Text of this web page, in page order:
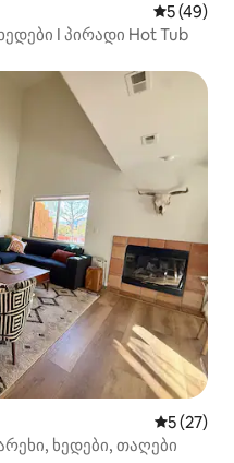
საშუალო
5 (49)
I პირადი Hot Tub
საშუალო
5 (27)
ხედები, თაღები